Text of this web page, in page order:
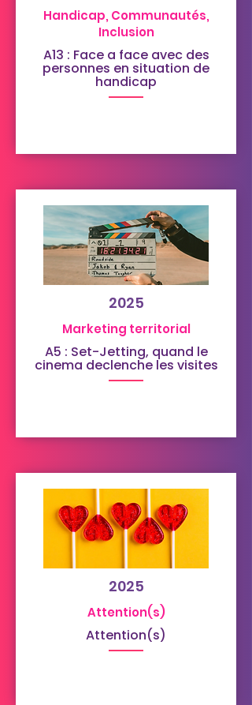
Handicap, Communautés,
Inclusion
A13 : Face a face avec des
personnes en situation de
handicap
2025
Marketing territorial
A5 : Set-Jetting, quand le
cinema declenche les visites
2025
Attention(s)
Attention(s)